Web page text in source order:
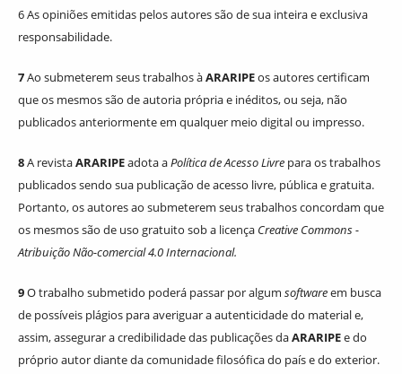
6 As opiniões emitidas pelos autores são de sua inteira e exclusiva
responsabilidade.
7Ao submeterem seus trabalhos àARARIPEos autores certificam
que os mesmos são de autoria própria e inéditos, ou seja, não
publicados anteriormente em qualquer meio digital ou impresso.
8A revistaARARIPEadota aPolítica de Acesso Livre para os trabalhos
publicados sendo sua publicação de acesso livre, pública e gratuita.
Portanto, os autores ao submeterem seus trabalhos concordam que
os mesmos são de uso gratuito sob a licença Creative Commons -
Atribuição Não-comercial 4.0 Internacional.
9O trabalho submetido poderá passar por algum softwareem busca
de possíveis plágios para averiguar a autenticidade do material e,
assim, assegurar a credibilidade das publicações daARARIPEe do
próprio autor diante da comunidade filosófica do país e do exterior.